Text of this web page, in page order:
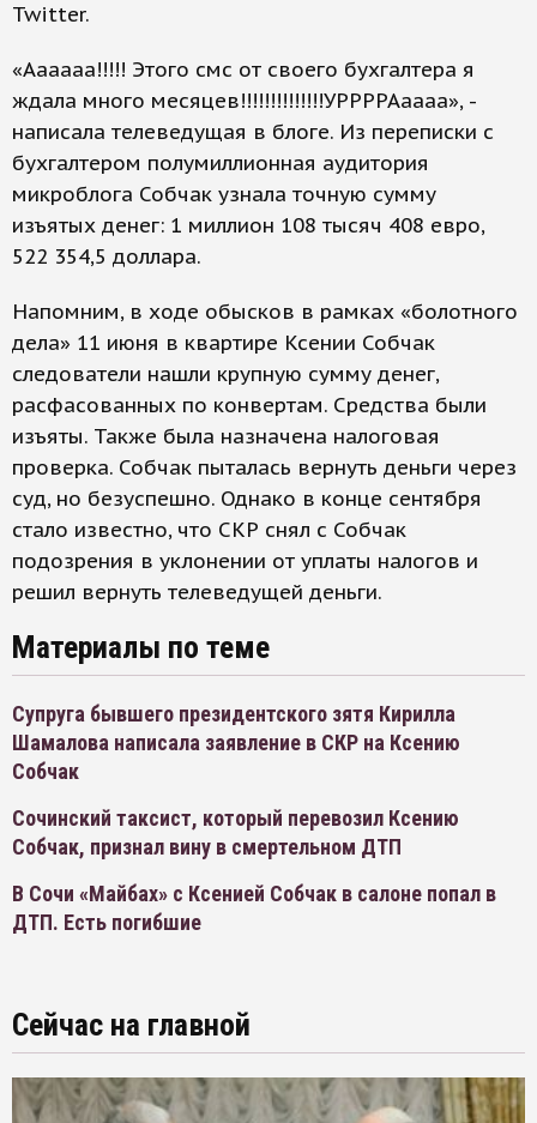
Twitter.
«Аааааа!!!!! Этого смс от своего бухгалтера я
ждала много месяцев!!!!!!!!!!!!!!УРРРРАаааа», -
написала телеведущая в блоге. Из переписки с
бухгалтером полумиллионная аудитория
микроблога Собчак узнала точную сумму
изъятых денег: 1 миллион 108 тысяч 408 евро,
522 354,5 доллара.
Напомним, в ходе обысков в рамках «болотного
дела» 11 июня в квартире Ксении Собчак
следователи нашли крупную сумму денег,
расфасованных по конвертам. Средства были
изъяты. Также была назначена налоговая
проверка. Собчак пыталась вернуть деньги через
суд, но безуспешно. Однако в конце сентября
стало известно, что СКР снял с Собчак
подозрения в уклонении от уплаты налогов и
решил вернуть телеведущей деньги.
Материалы по теме
Супруга бывшего президентского зятя Кирилла
Шамалова написала заявление в СКР на Ксению
Собчак
Сочинский таксист, который перевозил Ксению
Собчак, признал вину в смертельном ДТП
В Сочи «Майбах» с Ксенией Собчак в салоне попал в
ДТП. Есть погибшие
Сейчас на главной